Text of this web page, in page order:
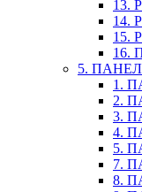
13.
14.
15.
16.
5.
1.
2.
3.
4.
5.
7.
8.